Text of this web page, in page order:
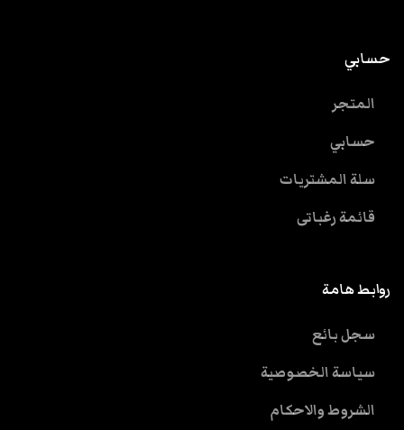
حسابي
المتجر
حسابي
سلة المشتريات
قائمة رغباتى
روابط هامة
سجل بائع
سياسة الخصوصية
الشروط والاحكام